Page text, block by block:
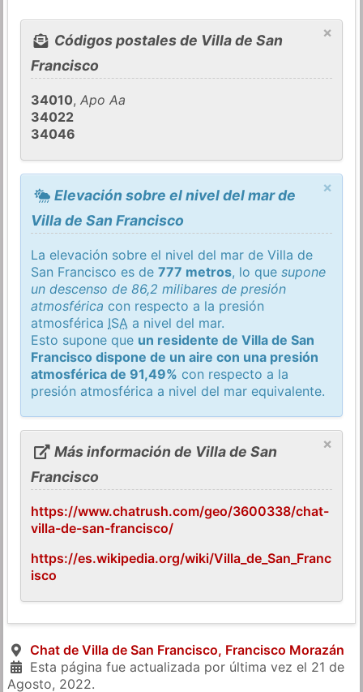
×
Códigos postales de Villa de San
Francisco
34010,Apo Aa
34022
34046
×
Elevación sobre el nivel del mar de
Villa de San Francisco
La elevación sobre el nivel del mar de Villa de
San Francisco es de777 metros, lo quesupone
un descenso de 86,2 milibares de presión
atmosférica con respecto a la presión
atmosférica ISA a nivel del mar.
Esto supone que un residente de Villa de San
Francisco dispone de un aire con una presión
atmosférica de 91,49% con respecto a la
presión atmosférica a nivel del mar equivalente.
×
Más información de Villa de San
Francisco
https://www.chatrush.com/geo/3600338/chat-
villa-de-san-francisco/
https://es.wikipedia.org/wiki/Villa_de_San_Franc
isco
Chat de Villa de San Francisco, Francisco Morazán
Esta página fue actualizada por última vez el 21 de
Agosto, 2022.